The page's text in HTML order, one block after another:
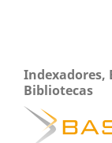
Indexadores,
Bibliotecas